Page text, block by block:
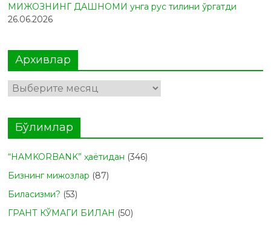
МИЖОЗНИНГ ДАШНОМИ унга рус тилини ўргатди
26.06.2026
Архивлар
Архивлар
Бўлимлар
“HAMKORBANK” ҳаётидан (346)
Бизнинг мижозлар (87)
Биласизми? (53)
ГРАНТ КЎМАГИ БИЛАН (50)